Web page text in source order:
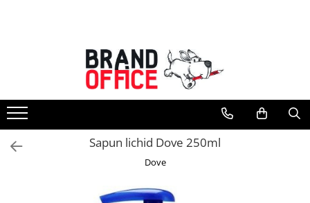
Unitate Protejata - PRODUCTIE
Hartie copiator si produse
tipografice
Produse consumabile din hartie
Detergenti si dezinfectanti
Saci menajeri (Unitate Protejata)
Sapun lichid Dove 250ml
Dove